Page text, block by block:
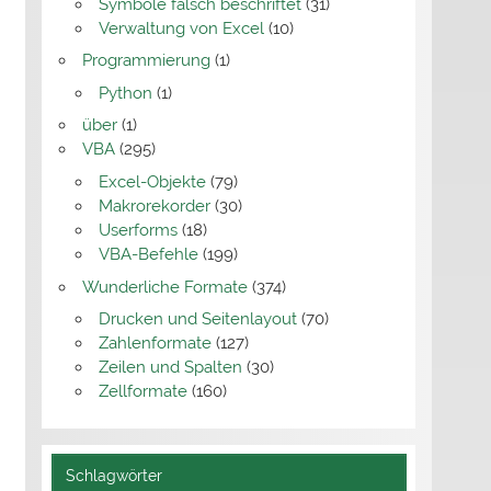
Verwaltung von Excel (10)
Programmierung(1)
Python (1)
über(1)
VBA(295)
Excel-Objekte (79)
Makrorekorder (30)
Userforms (18)
VBA-Befehle (199)
Wunderliche Formate(374)
Drucken und Seitenlayout (70)
Zahlenformate (127)
Zeilen und Spalten (30)
Zellformate (160)
Schlagwörter